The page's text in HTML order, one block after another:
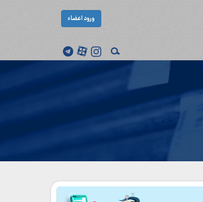
ورود اعضاء